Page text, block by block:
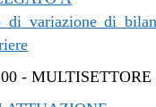
di variazione di
-MULTISETTORE